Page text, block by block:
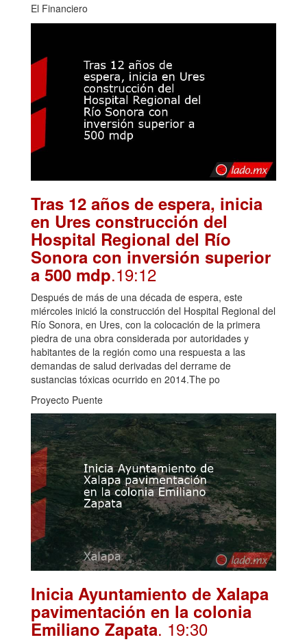
El Financiero
Tras 12 años de espera, inicia
en Ures construcción del
Hospital Regional del Río
Sonora con inversión superior
a 500 mdp.19:12
Después de más de una década de espera, este
miércoles inició la construcción del Hospital Regional del
Río Sonora, en Ures, con la colocación de la primera
piedra de una obra considerada por autoridades y
habitantes de la región como una respuesta a las
demandas de salud derivadas del derrame de
sustancias tóxicas ocurrido en 2014.The po
Proyecto Puente
Inicia Ayuntamiento de Xalapa
pavimentación en la colonia
Emiliano Zapata. 19:30